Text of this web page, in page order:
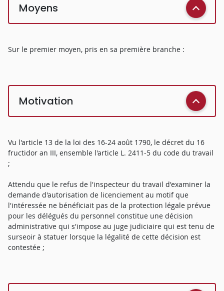
Moyens
Sur le premier moyen, pris en sa première branche :
Motivation
Vu l'article 13 de la loi des 16-24 août 1790, le décret du 16
fructidor an III, ensemble l'article L. 2411-5 du code du travail
;
Attendu que le refus de l'inspecteur du travail d'examiner la
demande d'autorisation de licenciement au motif que
l'intéressée ne bénéficiait pas de la protection légale prévue
pour les délégués du personnel constitue une décision
administrative qui s'impose au juge judiciaire qui est tenu de
surseoir à statuer lorsque la légalité de cette décision est
contestée ;